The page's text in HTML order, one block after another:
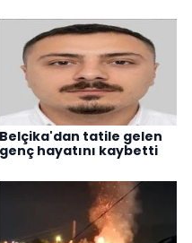
Belçika'dan tatile gelen
genç hayatını kaybetti